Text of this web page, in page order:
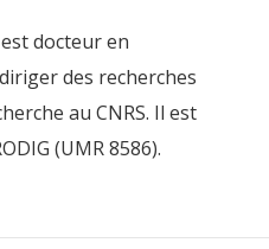
docteur en
des recherches
au CNRS. Il est
(UMR 8586).